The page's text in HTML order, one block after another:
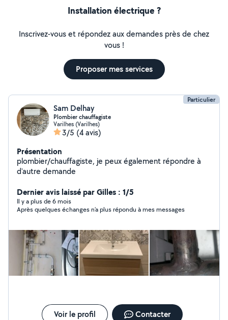
Installation électrique ?
Inscrivez-vous et répondez aux demandes près de chez
vous !
Proposer mes services
Particulier
Sam Delhay
Plombier chauffagiste
Varilhes (Varilhes)
3/5 (4 avis)
Présentation
plombier/chauffagiste, je peux également répondre à
d'autre demande
Dernier avis laissé par Gilles : 1/5
Il y a plus de 6 mois
Après quelques échanges n’a plus répondu à mes messages
Voir le profil Contacter